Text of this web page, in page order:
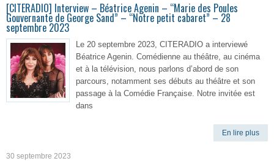
[CITERADIO] Interview – Béatrice Agenin – “Marie des Poules
Gouvernante de George Sand” – “Notre petit cabaret” – 28
septembre 2023
Le 20 septembre 2023, CITERADIO a interviewé
Béatrice Agenin. Comédienne au théâtre, au cinéma
et à la télévision, nous parlons d’abord de son
parcours, notamment ses débuts au théâtre et son
passage à la Comédie Française. Notre invitée est
dans
En lire plus
30 septembre 2023